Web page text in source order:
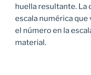
huella resultante. La
escala numérica que
el número en la
material.